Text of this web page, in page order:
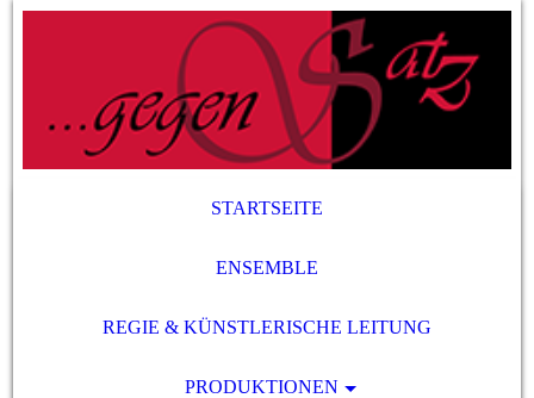
STARTSEITE
ENSEMBLE
REGIE & KÜNSTLERISCHE LEITUNG
PRODUKTIONEN